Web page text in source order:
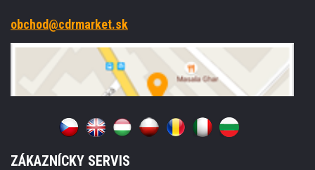
obchod@cdrmarket.sk
ZÁKAZNÍCKY SERVIS